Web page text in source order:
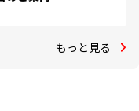
もっと見る